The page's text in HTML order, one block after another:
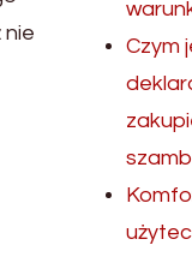
nie
Czym